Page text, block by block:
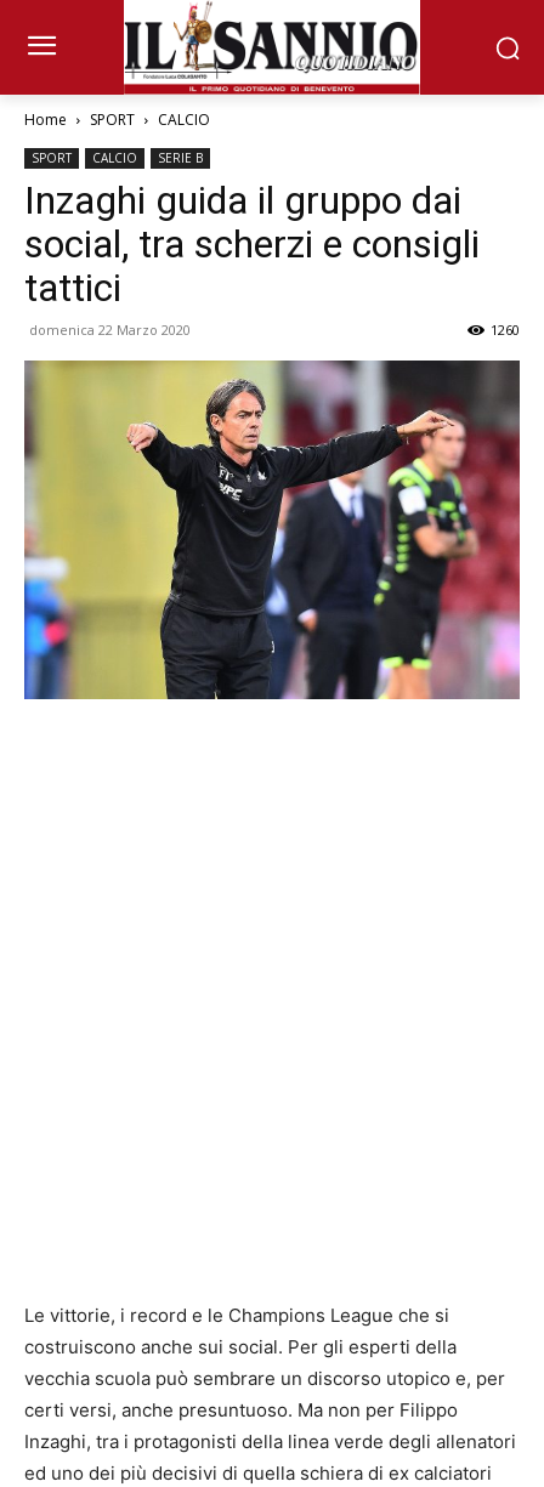
Home SPORT CALCIO
SPORT CALCIO SERIE B
Inzaghi guida il gruppo dai
social, tra scherzi e consigli
tattici
domenica 22 Marzo 2020 1260
Le vittorie, i record e le Champions League che si
costruiscono anche sui social. Per gli esperti della
vecchia scuola può sembrare un discorso utopico e, per
certi versi, anche presuntuoso. Ma non per Filippo
Inzaghi, tra i protagonisti della linea verde degli allenatori
ed uno dei più decisivi di quella schiera di ex calciatori